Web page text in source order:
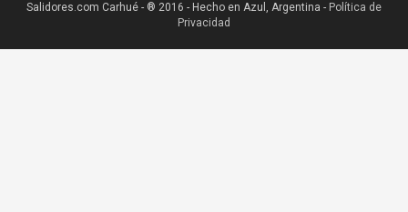
Salidores.com Carhué - ® 2016 - Hecho en Azul, Argentina - Política de
Privacidad